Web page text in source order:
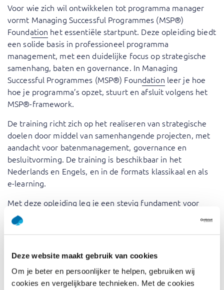
Deze website maakt gebruik van cookies
Om je beter en persoonlijker te helpen, gebruiken wij
cookies en vergelijkbare technieken. Met de cookies
Voor wie zich wil ontwikkelen tot programma manager
vormt Managing Successful Programmes (MSP®)
Foundation het essentiële startpunt. Deze opleiding biedt
een solide basis in professioneel programma
management, met een duidelijke focus op strategische
samenhang, baten en governance. In Managing
Successful Programmes (MSP®) Foundation leer je hoe
hoe je programma’s opzet, stuurt en afsluit volgens het
MSP®-framework.
De training richt zich op het realiseren van strategische
doelen door middel van samenhangende projecten, met
aandacht voor batenmanagement, governance en
besluitvorming. De training is beschikbaar in het
Nederlands en Engels, en in de formats klassikaal en als
e-learning.
Met deze opleiding leg je een stevig fundament voor
professionele sturing van programma’s.
trainingen bij Capgemini
Academy